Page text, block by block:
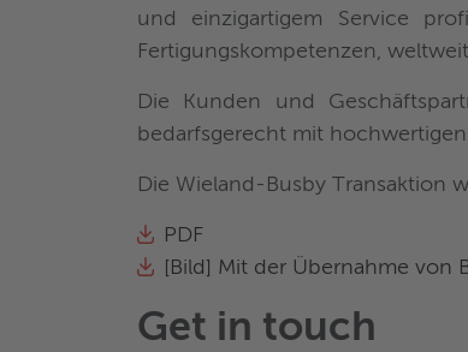
und einzigartigem Service
Fertigungskompetenzen,
Die Kunden und
bedarfsgerecht mit
Die Wieland-Busby Transaktion
PDF
[Bild] Mit der Übernahme
Get in touch